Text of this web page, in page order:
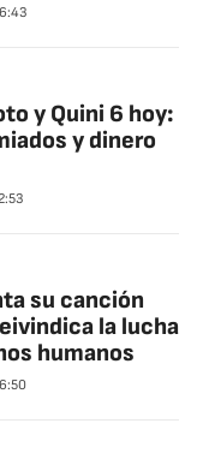
y Quini 6 hoy:
y dinero
su canción
la lucha
humanos